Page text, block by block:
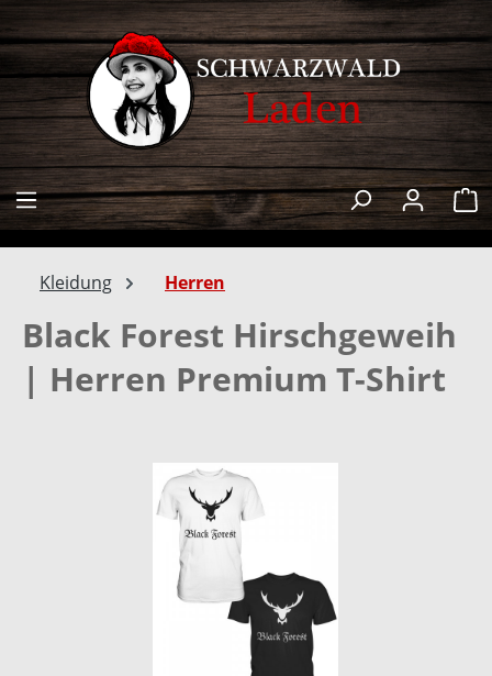
springen
Kleidung Herren
Black Forest Hirschgeweih
| Herren Premium T-Shirt
Bildergalerie überspringen